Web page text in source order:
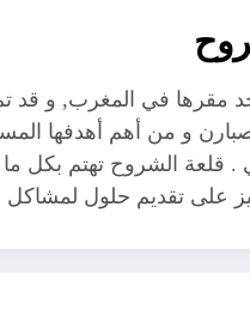
و من أهم أهدفها
. قلعة الشروح تهتم بكل
على تقديم حلول